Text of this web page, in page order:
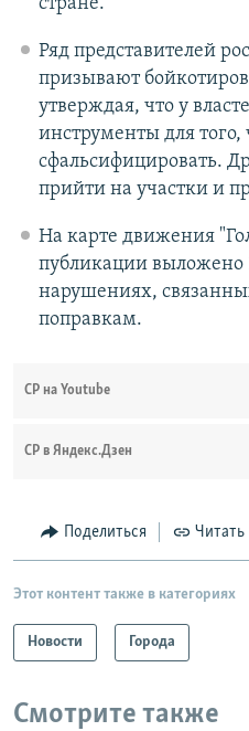
стране.
Ряд представителей
призывают
утверждая, что у
инструменты для того,
сфальсифицировать.
прийти на участки и
На карте движения
публикации выложено
нарушениях,
поправкам.
СР на Youtube
СР в Яндекс.Дзен
Поделиться Читать
Этот контент также в категориях
Новости Города
Смотрите также